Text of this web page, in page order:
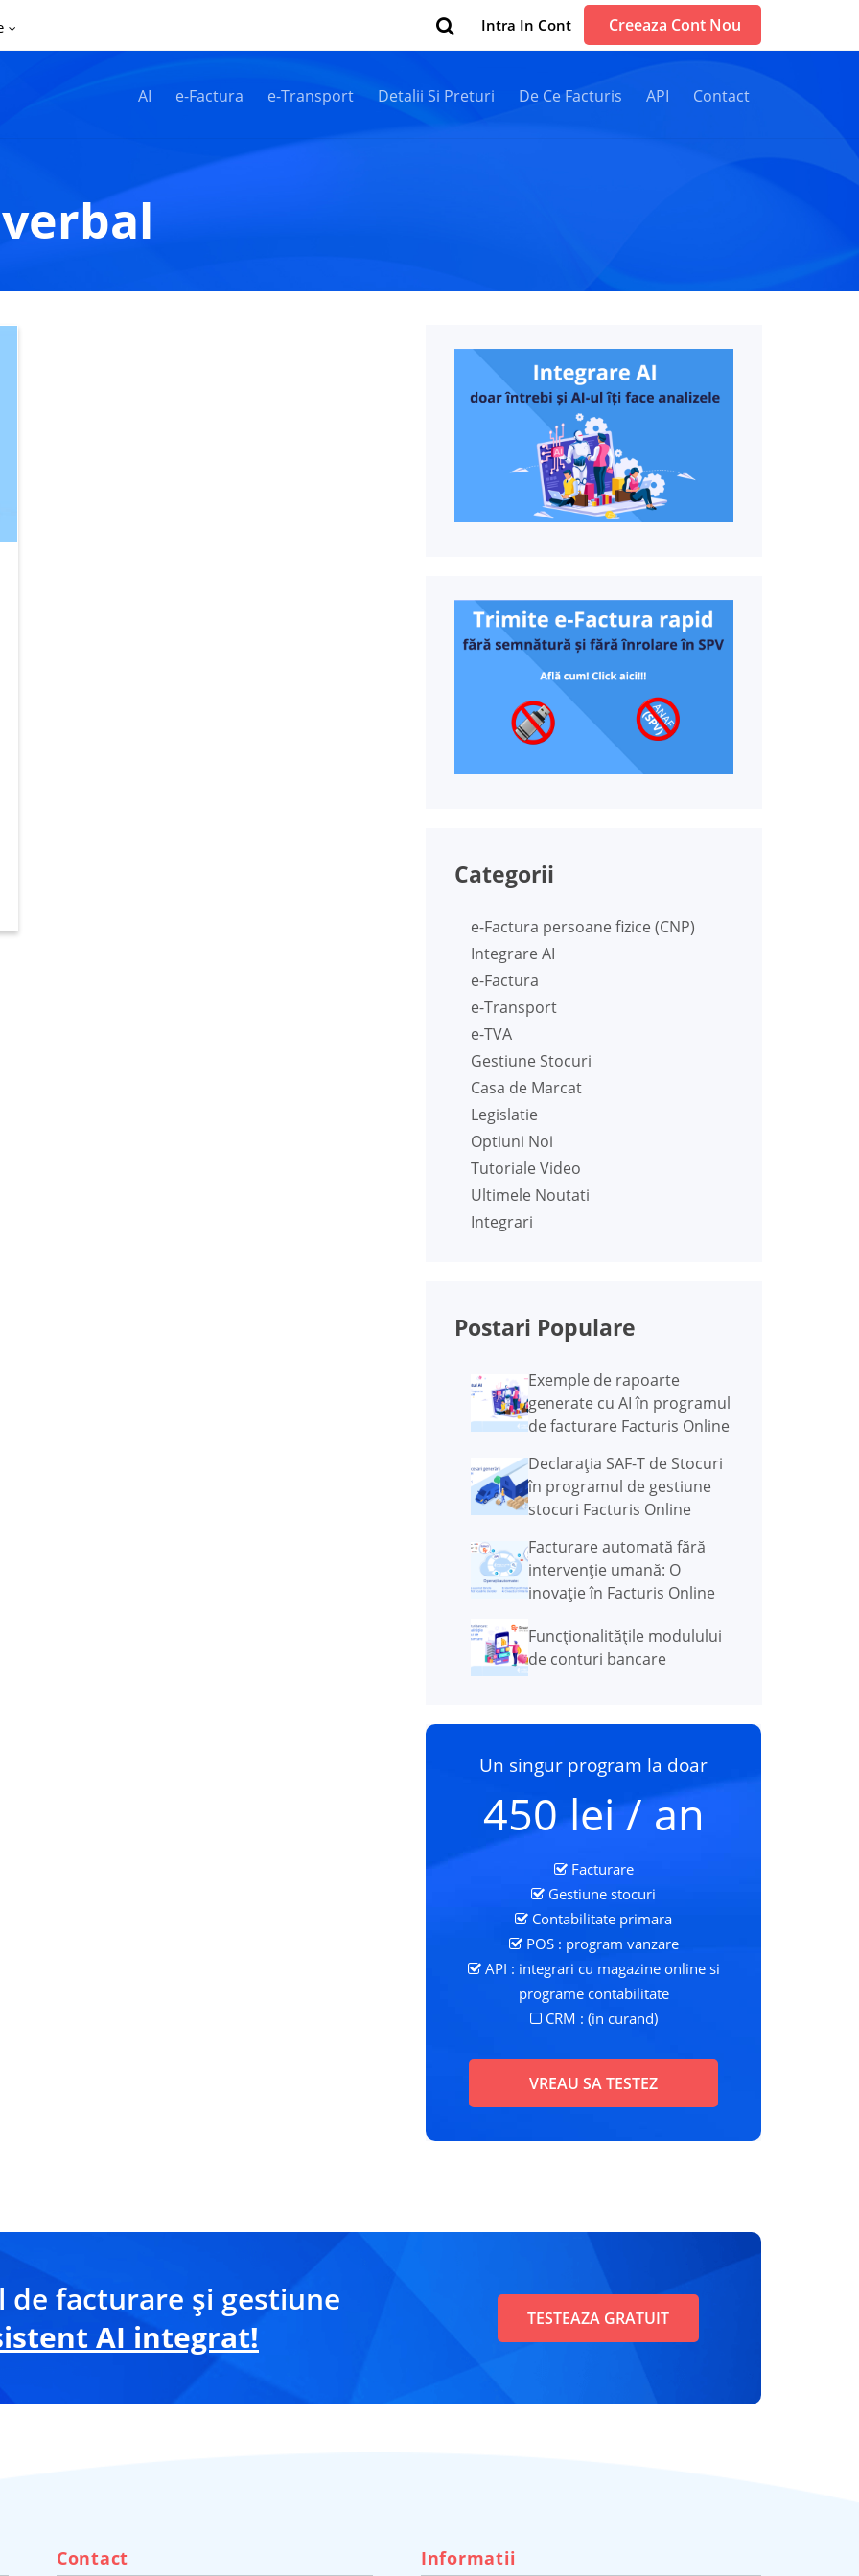
Intra In Cont Creeaza Cont Nou
AI e-Factura e-Transport Detalii Si Preturi De Ce Facturis API Contact
verbal
Categorii
e-Factura persoane fizice (CNP)
Integrare AI
e-Factura
e-Transport
e-TVA
Gestiune Stocuri
Casa de Marcat
Legislatie
Optiuni Noi
Tutoriale Video
Ultimele Noutati
Integrari
Postari Populare
Exemple de rapoarte
generate cu AI în programul
de facturare Facturis Online
Declarația SAF-T de Stocuri
în programul de gestiune
stocuri Facturis Online
Facturare automată fără
intervenție umană: O
inovație în Facturis Online
Funcţionalităţile modulului
de conturi bancare
Un singur program la doar
450 lei / an
Facturare
Gestiune stocuri
Contabilitate primara
POS : program vanzare
API : integrari cu magazine online si
programe contabilitate
CRM : (in curand)
VREAU SA TESTEZ
de facturare și gestiune
AI integrat! TESTEAZA GRATUIT
Contact Informatii